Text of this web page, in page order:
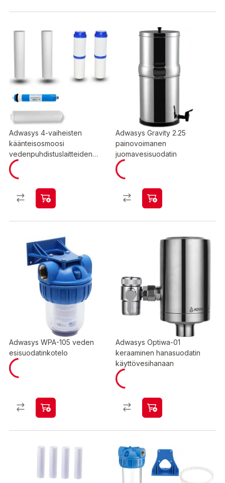
Adwasys 4-vaiheisten
käänteisosmoosi
vedenpuhdistuslaitteiden
vaihtosuodatinsarja RO280 ja
RO190 laitteistoille
Adwasys Gravity 2.25
painovoimanen
juomavesisuodatin
Adwasys WPA-105 veden
esisuodatinkotelo
Adwasys Optiwa-01
keraaminen hanasuodatin
käyttövesihanaan